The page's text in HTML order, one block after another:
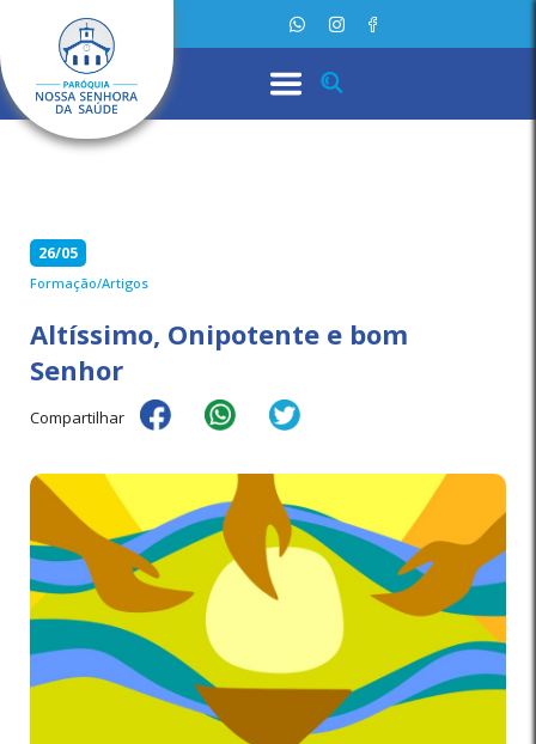
26/05
Formação/Artigos
Altíssimo, Onipotente e bom
Senhor
Compartilhar